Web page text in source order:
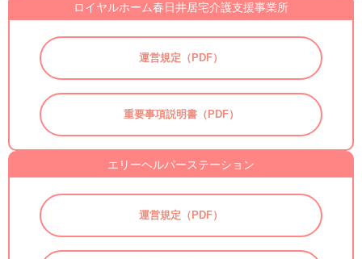
ロイヤルホーム春日井居宅介護支援事業所
運営規定（PDF）
重要事項説明書（PDF）
エリーヘルパーステーション
運営規定（PDF）